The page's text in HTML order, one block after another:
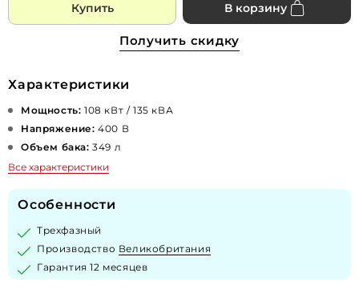
Купить В корзину
Получить скидку
Характеристики
Мощность: 108 кВт / 135 кВА
Напряжение: 400 В
Объем бака: 349 л
Все характеристики
Особенности
Трехфазный
Производство Великобритания
Гарантия 12 месяцев